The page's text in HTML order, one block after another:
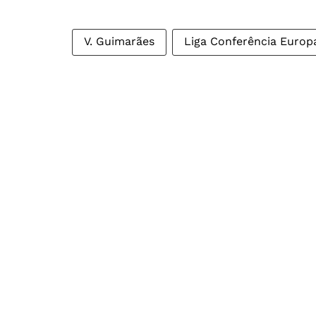
V. Guimarães Liga Conferência